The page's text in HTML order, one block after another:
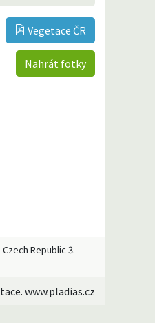
Vegetace ČR
Nahrát fotky
Republic 3.
www.pladias.cz